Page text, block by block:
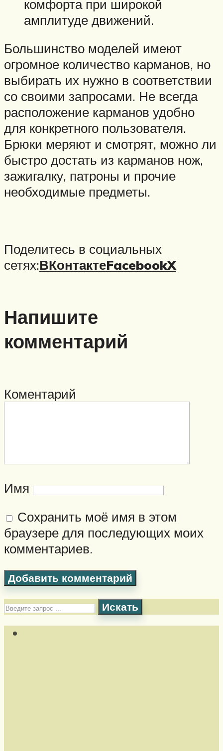
комфорта при широкой
амплитуде движений.
Большинство моделей имеют
огромное количество карманов, но
выбирать их нужно в соответствии
со своими запросами. Не всегда
расположение карманов удобно
для конкретного пользователя.
Брюки меряют и смотрят, можно ли
быстро достать из карманов нож,
зажигалку, патроны и прочие
необходимые предметы.
Поделитесь в социальных
сетях:ВКонтактеFacebookX
Напишите
комментарий
Коментарий
Имя
Сохранить моё имя в этом
браузере для последующих моих
комментариев.
Искать